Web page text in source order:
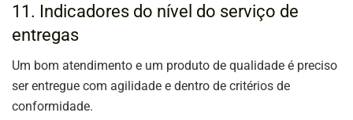
11. Indicadores do nível do serviço de
entregas
Um bom atendimento e um produto de qualidade é preciso
ser entregue com agilidade e dentro de critérios de
conformidade.